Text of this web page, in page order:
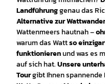
Landführunggenau das
Alternative zur
Wattenmeers hautnah –
warum das Wattso
funktionierenund was es
auf sich hat.Unsere
Tourgibt Ihnen spannende